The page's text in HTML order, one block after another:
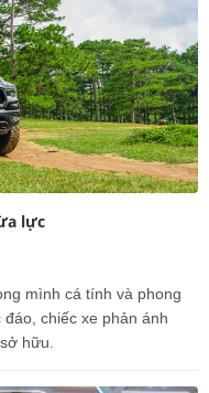
lực
mình cá tính và phong
chiếc xe phản ánh
hữu.